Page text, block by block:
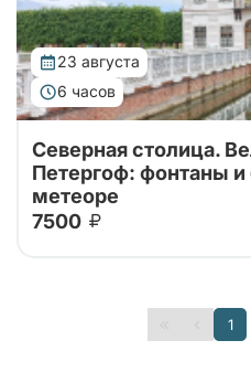
23 августа
6 часов
Поющие фонтаны с
Императорский Дворец,
Северная столица.
Петергоф: фонтаны
метеоре
7500
1